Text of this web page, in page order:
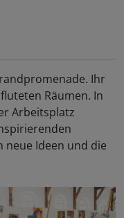
Ihr
Räumen. In
Arbeitsplatz
neue Ideen und die